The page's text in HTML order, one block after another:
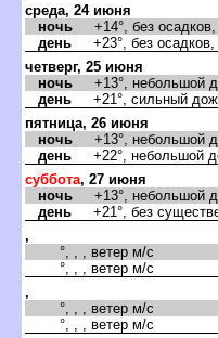
среда, 24 июня
ночь +14°, без осадков,
день +23°, без
четверг, 25 июня
ночь +13°, небольшой
день +21°, сильный
пятница, 26 июня
ночь +13°, небольшой
день +22°, небольшой
суббота, 27 июня
ночь +13°, небольшой
день +21°, без
,
°, , , ветер м/с
°, , , ветер м/с
,
°, , , ветер м/с
°, , , ветер м/с